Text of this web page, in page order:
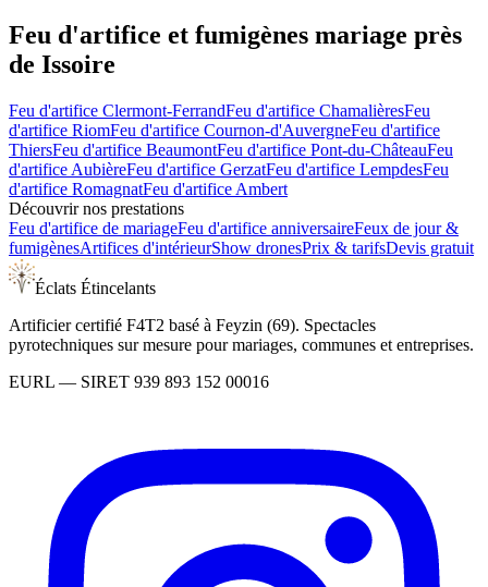
Feu d'artifice et fumigènes mariage près
de Issoire
Feu d'artifice Clermont-FerrandFeu d'artifice ChamalièresFeu
d'artifice RiomFeu d'artifice Cournon-d'AuvergneFeu d'artifice
ThiersFeu d'artifice BeaumontFeu d'artifice Pont-du-ChâteauFeu
d'artifice AubièreFeu d'artifice GerzatFeu d'artifice LempdesFeu
d'artifice RomagnatFeu d'artifice Ambert
Découvrir nos prestations
Feu d'artifice de mariageFeu d'artifice anniversaireFeux de jour &
fumigènesArtifices d'intérieurShow dronesPrix & tarifsDevis gratuit
Éclats Étincelants
Artificier certifié F4T2 basé à Feyzin (69). Spectacles
pyrotechniques sur mesure pour mariages, communes et entreprises.
EURL — SIRET 939 893 152 00016